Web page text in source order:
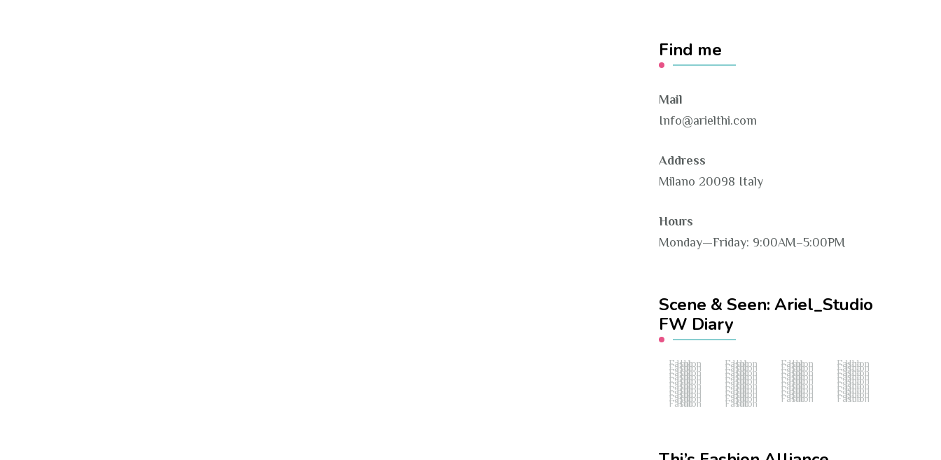
Find me
Mail
Info@arielthi.com
Address
Milano 20098 Italy
Hours
Monday—Friday: 9:00AM–5:00PM
Scene & Seen: Ariel_Studio
FW Diary
Fashion Hub Fashion Hub Fashion Hub Fashion Hub
Fashion Hub Fashion Hub Fashion Hub Fashion Hub
Fashion Hub Fashion Hub Fashion Hub Fashion Hub
Fashion Hub Fashion Hub Fashion Hub Fashion Hub
Fashion Hub Fashion Hub Fashion Hub Fashion Hub
Fashion Hub Fashion Hub Fashion Hub Fashion Hub
Fashion Hub Fashion Hub Fashion Hub Fashion Hub
Fashion Hub Fashion Hub Fashion Hub Fashion Hub
Fashion Hub Fashion Hub Fashion Hub Fashion Hub
Fashion Hub Fashion Hub